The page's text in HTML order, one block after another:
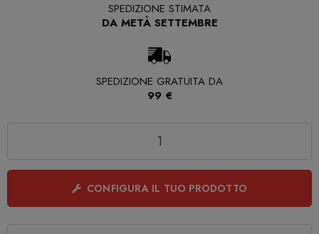
SPEDIZIONE STIMATA
DA METÀ SETTEMBRE
SPEDIZIONE GRATUITA DA
99 €
CONFIGURA IL TUO PRODOTTO